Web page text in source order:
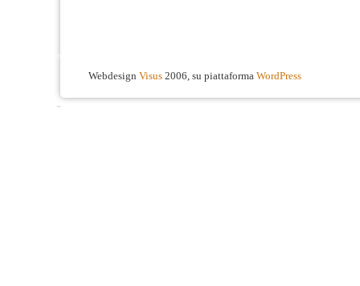
Webdesign Visus 2006, su piattaforma WordPress